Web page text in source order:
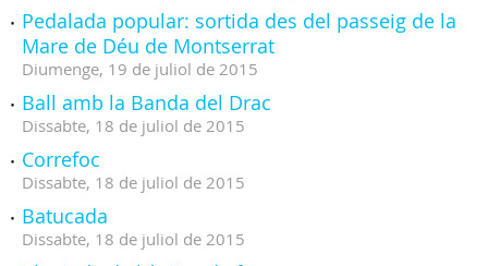
Pedalada popular: sortida des del passeig de la
Mare de Déu de Montserrat
Diumenge, 19 de juliol de 2015
Ball amb la Banda del Drac
Dissabte, 18 de juliol de 2015
Correfoc
Dissabte, 18 de juliol de 2015
Batucada
Dissabte, 18 de juliol de 2015